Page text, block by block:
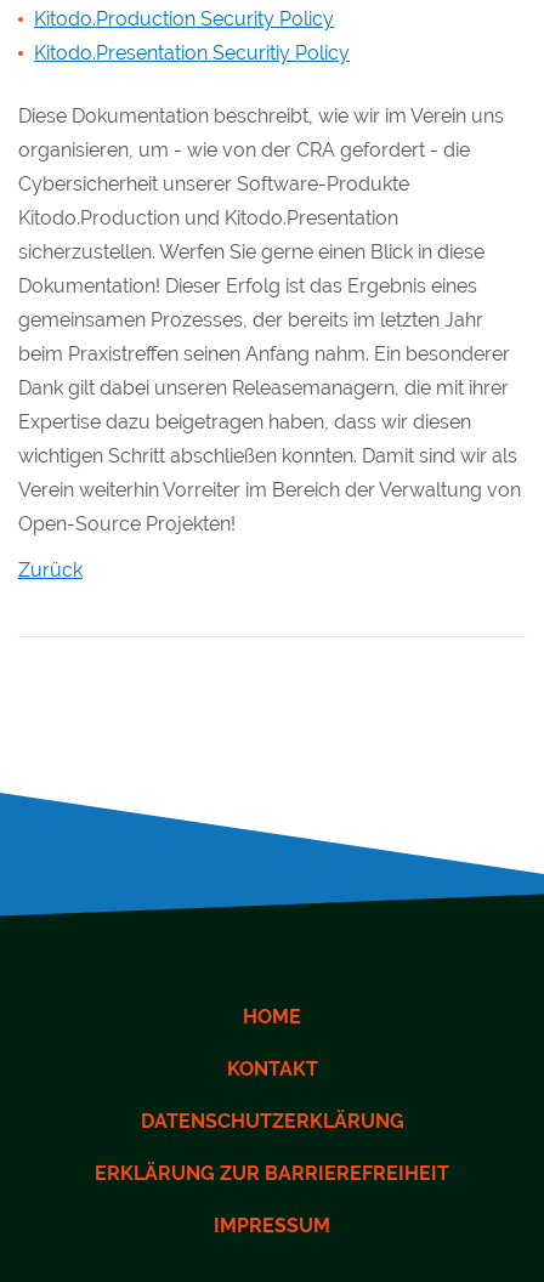
Kitodo.Production Security Policy
Kitodo.Presentation Securitiy Policy
Diese Dokumentation beschreibt, wie wir im Verein uns
organisieren, um - wie von der CRA gefordert - die
Cybersicherheit unserer Software-Produkte
Kitodo.Production und Kitodo.Presentation
sicherzustellen. Werfen Sie gerne einen Blick in diese
Dokumentation! Dieser Erfolg ist das Ergebnis eines
gemeinsamen Prozesses, der bereits im letzten Jahr
beim Praxistreffen seinen Anfang nahm. Ein besonderer
Dank gilt dabei unseren Releasemanagern, die mit ihrer
Expertise dazu beigetragen haben, dass wir diesen
wichtigen Schritt abschließen konnten. Damit sind wir als
Verein weiterhin Vorreiter im Bereich der Verwaltung von
Open-Source Projekten!
Zurück
HOME
KONTAKT
DATENSCHUTZERKLÄRUNG
ERKLÄRUNG ZUR BARRIEREFREIHEIT
IMPRESSUM